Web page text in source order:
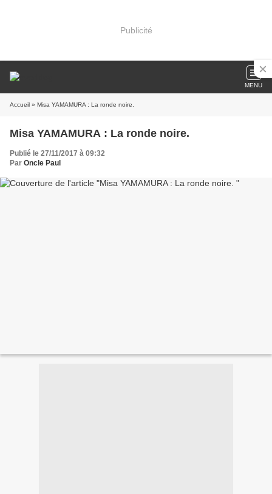
Publicité
MENU
Accueil » Misa YAMAMURA : La ronde noire.
Misa YAMAMURA : La ronde noire.
Publié le 27/11/2017 à 09:32
Par Oncle Paul